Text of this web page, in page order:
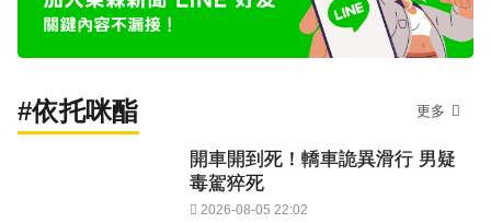
#依托咪酯 更多
開車開到死！轎車詭異滑行 男疑
毒駕猝死
2026-08-05 22:02